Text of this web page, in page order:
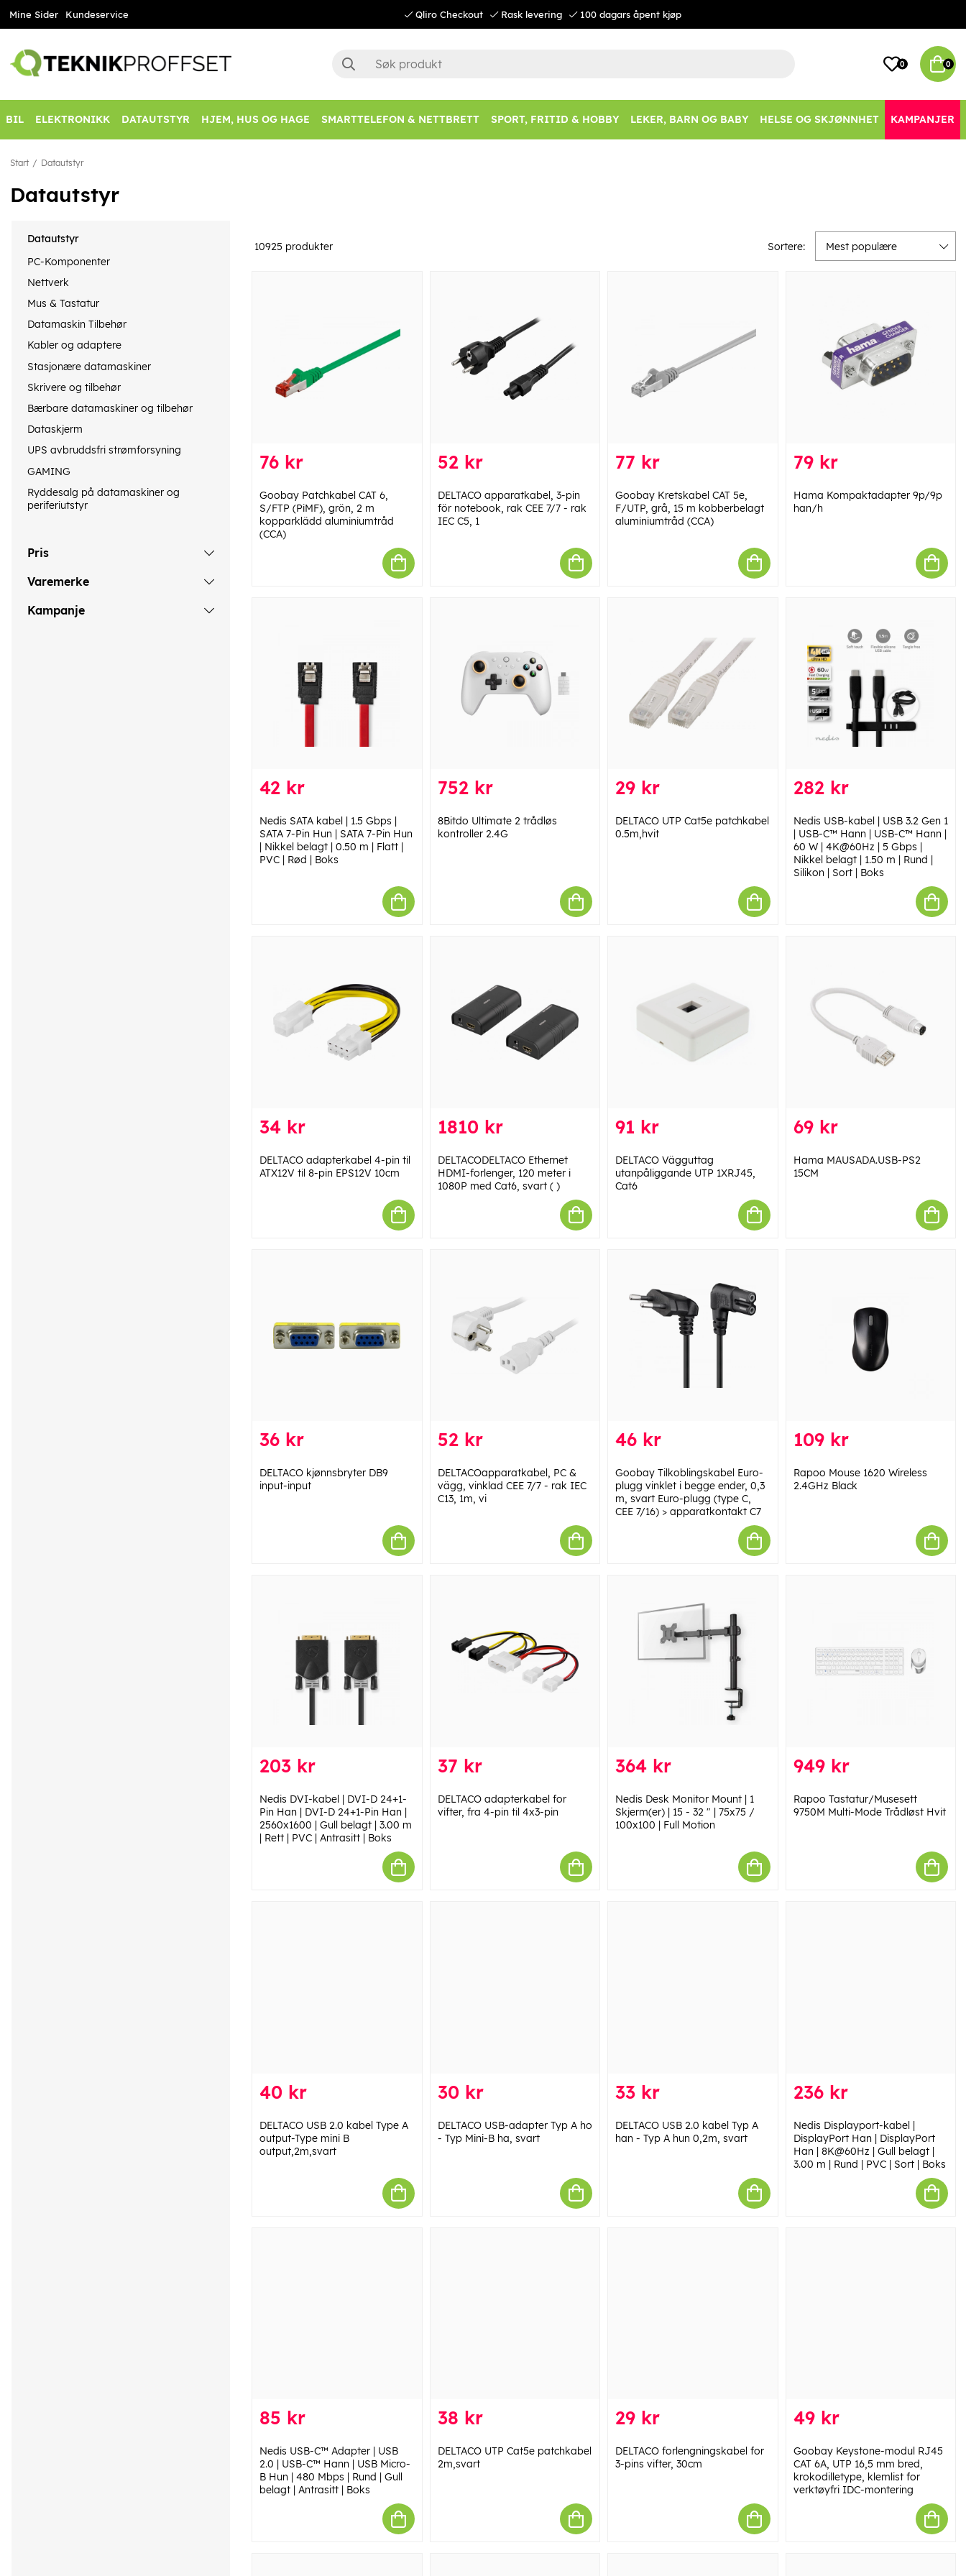
Mine Sider Kundeservice Qliro Checkout Rask levering 100 dagars åpent kjøp
0 0
BIL ELEKTRONIKK DATAUTSTYR HJEM, HUS OG HAGE SMARTTELEFON & NETTBRETT SPORT, FRITID & HOBBY LEKER, BARN OG BABY HELSE OG SKJØNNHET KAMPANJER
Start Datautstyr
Datautstyr
Datautstyr
PC-Komponenter
Nettverk
Mus & Tastatur
Datamaskin Tilbehør
Kabler og adaptere
Stasjonære datamaskiner
Skrivere og tilbehør
Bærbare datamaskiner og tilbehør
Dataskjerm
UPS avbruddsfri strømforsyning
GAMING
Ryddesalg på datamaskiner og
periferiutstyr
Pris
Varemerke
Kampanje
10925 produkter Sortere: Mest populære
76 kr
Goobay Patchkabel CAT 6,
S/FTP (PiMF), grön, 2 m
kopparklädd aluminiumtråd
(CCA)
52 kr
DELTACO apparatkabel, 3-pin
för notebook, rak CEE 7/7 - rak
IEC C5, 1
77 kr
Goobay Kretskabel CAT 5e,
F/UTP, grå, 15 m kobberbelagt
aluminiumtråd (CCA)
79 kr
Hama Kompaktadapter 9p/9p
han/h
42 kr
Nedis SATA kabel | 1.5 Gbps |
SATA 7-Pin Hun | SATA 7-Pin Hun
| Nikkel belagt | 0.50 m | Flatt |
PVC | Rød | Boks
752 kr
8Bitdo Ultimate 2 trådløs
kontroller 2.4G
29 kr
DELTACO UTP Cat5e patchkabel
0.5m,hvit
282 kr
Nedis USB-kabel | USB 3.2 Gen 1
| USB-C™ Hann | USB-C™ Hann |
60 W | 4K@60Hz | 5 Gbps |
Nikkel belagt | 1.50 m | Rund |
Silikon | Sort | Boks
34 kr
DELTACO adapterkabel 4-pin til
ATX12V til 8-pin EPS12V 10cm
1810 kr
DELTACODELTACO Ethernet
HDMI-forlenger, 120 meter i
1080P med Cat6, svart ( )
91 kr
DELTACO Vägguttag
utanpåliggande UTP 1XRJ45,
Cat6
69 kr
Hama MAUSADA.USB-PS2
15CM
36 kr
DELTACO kjønnsbryter DB9
input-input
52 kr
DELTACOapparatkabel, PC &
vägg, vinklad CEE 7/7 - rak IEC
C13, 1m, vi
46 kr
Goobay Tilkoblingskabel Euro-
plugg vinklet i begge ender, 0,3
m, svart Euro-plugg (type C,
CEE 7/16) > apparatkontakt C7
109 kr
Rapoo Mouse 1620 Wireless
2.4GHz Black
203 kr
Nedis DVI-kabel | DVI-D 24+1-
Pin Han | DVI-D 24+1-Pin Han |
2560x1600 | Gull belagt | 3.00 m
| Rett | PVC | Antrasitt | Boks
37 kr
DELTACO adapterkabel for
vifter, fra 4-pin til 4x3-pin
364 kr
Nedis Desk Monitor Mount | 1
Skjerm(er) | 15 - 32 " | 75x75 /
100x100 | Full Motion
949 kr
Rapoo Tastatur/Musesett
9750M Multi-Mode Trådløst Hvit
40 kr
DELTACO USB 2.0 kabel Type A
output-Type mini B
output,2m,svart
30 kr
DELTACO USB-adapter Typ A ho
- Typ Mini-B ha, svart
33 kr
DELTACO USB 2.0 kabel Typ A
han - Typ A hun 0,2m, svart
236 kr
Nedis Displayport-kabel |
DisplayPort Han | DisplayPort
Han | 8K@60Hz | Gull belagt |
3.00 m | Rund | PVC | Sort | Boks
85 kr
Nedis USB-C™ Adapter | USB
2.0 | USB-C™ Hann | USB Micro-
B Hun | 480 Mbps | Rund | Gull
belagt | Antrasitt | Boks
38 kr
DELTACO UTP Cat5e patchkabel
2m,svart
29 kr
DELTACO forlengningskabel for
3-pins vifter, 30cm
49 kr
Goobay Keystone-modul RJ45
CAT 6A, UTP 16,5 mm bred,
krokodilletype, klemlist for
verktøyfri IDC-montering